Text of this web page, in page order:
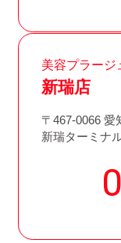
美容プラージ
新瑞店
〒467-0066 愛
新瑞ターミナ